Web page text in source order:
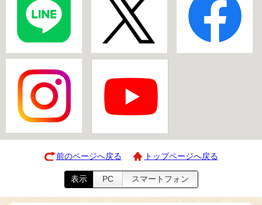
前のページへ戻る トップページへ戻る
表示 PC スマートフォン